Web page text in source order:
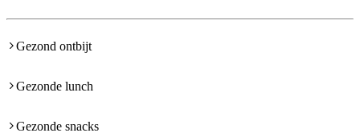
Gezond ontbijt
Gezonde lunch
Gezonde snacks